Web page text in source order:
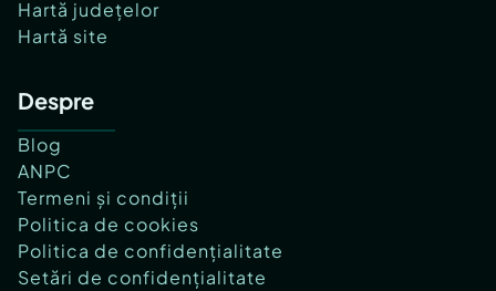
Hartă județelor
Hartă site
Despre
Blog
ANPC
Termeni și condiții
Politica de cookies
Politica de confidențialitate
Setări de confidențialitate